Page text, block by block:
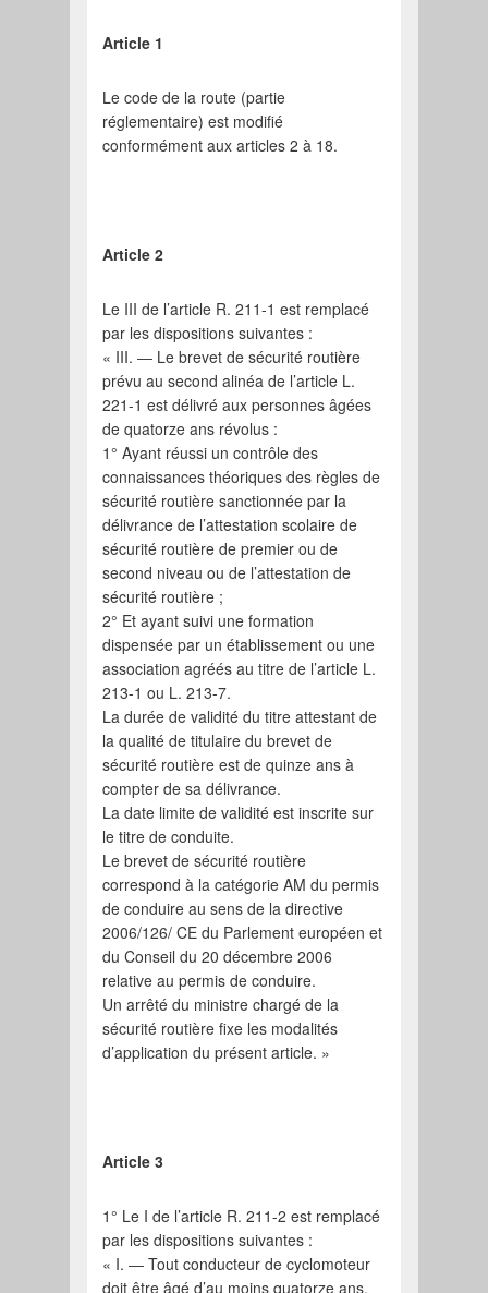
Article 1
Le code de la route (partie
réglementaire) est modifié
conformément aux articles 2 à 18.
Article 2
Le III de l’article R. 211-1 est remplacé
par les dispositions suivantes :
« III. ― Le brevet de sécurité routière
prévu au second alinéa de l’article L.
221-1 est délivré aux personnes âgées
de quatorze ans révolus :
1° Ayant réussi un contrôle des
connaissances théoriques des règles de
sécurité routière sanctionnée par la
délivrance de l’attestation scolaire de
sécurité routière de premier ou de
second niveau ou de l’attestation de
sécurité routière ;
2° Et ayant suivi une formation
dispensée par un établissement ou une
association agréés au titre de l’article L.
213-1 ou L. 213-7.
La durée de validité du titre attestant de
la qualité de titulaire du brevet de
sécurité routière est de quinze ans à
compter de sa délivrance.
La date limite de validité est inscrite sur
le titre de conduite.
Le brevet de sécurité routière
correspond à la catégorie AM du permis
de conduire au sens de la directive
2006/126/ CE du Parlement européen et
du Conseil du 20 décembre 2006
relative au permis de conduire.
Un arrêté du ministre chargé de la
sécurité routière fixe les modalités
d’application du présent article. »
Article 3
1° Le I de l’article R. 211-2 est remplacé
par les dispositions suivantes :
« I. ― Tout conducteur de cyclomoteur
doit être âgé d’au moins quatorze ans.